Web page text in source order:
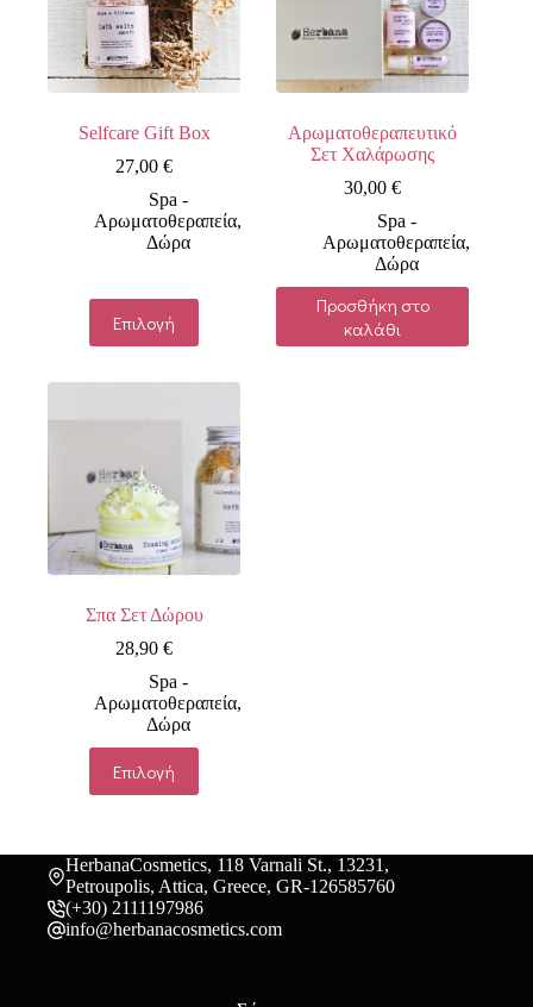
Selfcare Gift Box
27,00€
Spa -
Αρωματοθεραπεία,
Δώρα
Επιλογή
το
προϊόν
παραλλαγές.
επιλογές
μπορούν
να
επιλεγούν
στη
σελίδα
προϊόντος
Αρωματοθεραπευτικό
Σετ Χαλάρωσης
30,00€
Spa -
Αρωματοθεραπεία,
Δώρα
Προσθήκη στο
καλάθι
Σπα Σετ Δώρου
28,90€
Spa -
Αρωματοθεραπεία,
Δώρα
Επιλογή
το
προϊόν
παραλλαγές.
Οι
επιλογές
μπορούν
HerbanaCosmetics, 118 Varnali St., 13231,
Petroupolis, Attica, Greece, GR-126585760
(+30) 2111197986
info@herbanacosmetics.com